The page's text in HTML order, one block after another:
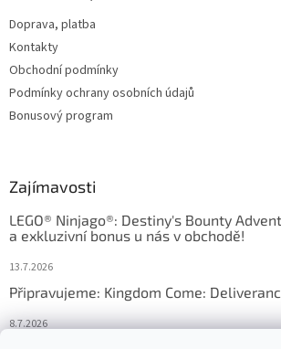
Doprava, platba
Kontakty
Obchodní podmínky
Podmínky ochrany osobních údajů
Bonusový program
Zajímavosti
LEGO® Ninjago®: Destiny's Bounty
a exkluzivní bonus u nás v obchodě!
13.7.2026
Připravujeme: Kingdom Come:
8.7.2026